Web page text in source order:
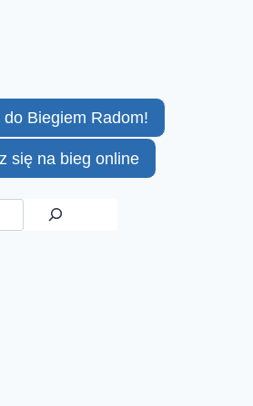
do Biegiem Radom!
się na bieg online